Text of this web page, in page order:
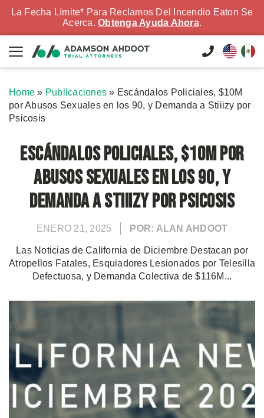
La Fecha Límite* Para Reclamos Del Incendio Eaton Se
Acerca. Obtenga Ayuda Ahora.
Home » Publicaciones » Escándalos Policiales, $10M
por Abusos Sexuales en los 90, y Demanda a Stiiizy por
Psicosis
Escándalos Policiales, $10M por
Abusos Sexuales en los 90, y
Demanda a Stiiizy por Psicosis
ENERO 21, 2025 POR: ALAN AHDOOT
Las Noticias de California de Diciembre Destacan por
Atropellos Fatales, Esquiadores Lesionados por Telesilla
Defectuosa, y Demanda Colectiva de $116M...